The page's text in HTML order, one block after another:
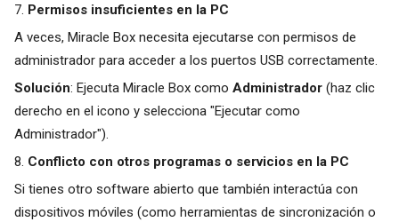
7. Permisos insuficientes en la PC
A veces, Miracle Box necesita ejecutarse con permisos de
administrador para acceder a los puertos USB correctamente.
Solución: Ejecuta Miracle Box como Administrador(haz clic
derecho en el icono y selecciona "Ejecutar como
Administrador").
8. Conflicto con otros programas o servicios en la PC
Si tienes otro software abierto que también interactúa con
dispositivos móviles (como herramientas de sincronización o